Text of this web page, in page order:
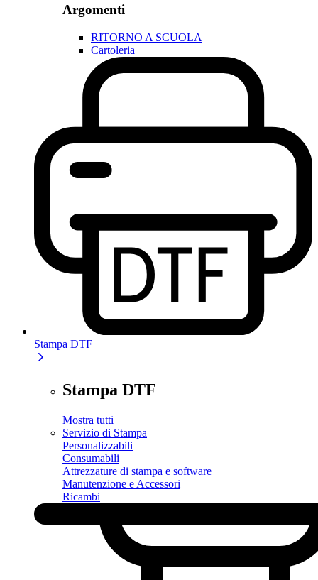
Argomenti
RITORNO A SCUOLA
Cartoleria
Stampa DTF
Stampa DTF
Mostra tutti
Servizio di Stampa
Personalizzabili
Consumabili
Attrezzature di stampa e software
Manutenzione e Accessori
Ricambi